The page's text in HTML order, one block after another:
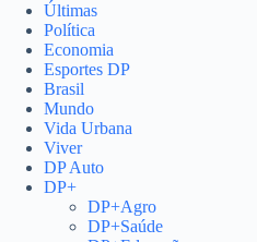
Últimas
Política
Economia
Esportes DP
Brasil
Mundo
Vida Urbana
Viver
DP Auto
DP+
DP+Agro
DP+Saúde